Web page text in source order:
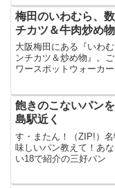
梅田のいわむら、
チカツ＆牛肉炒め物
大阪梅田にある『いわ
ンチカツ＆炒め物』。
ワースポットウォーカ
飽きのこないパン
島駅近く
す・またん！（ZIP!）
味しいパン教えて！あ
い18で紹介の三好パン